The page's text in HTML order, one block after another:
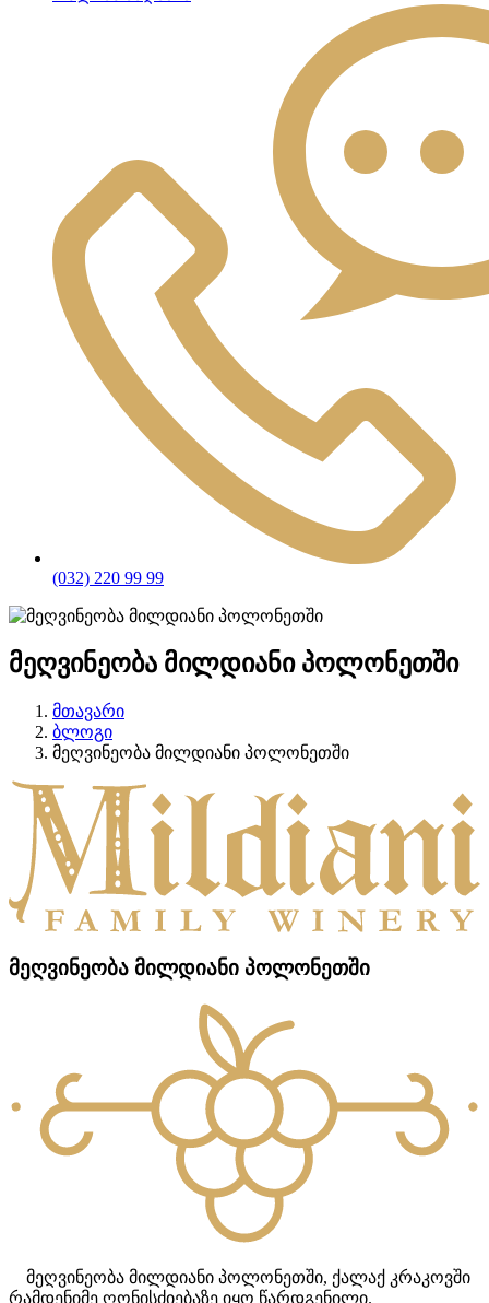
(032) 220 99 99
მეღვინეობა მილდიანი პოლონეთში
მთავარი
ბლოგი
მეღვინეობა მილდიანი პოლონეთში
მეღვინეობა მილდიანი პოლონეთში
მეღვინეობა მილდიანი პოლონეთში, ქალაქ კრაკოვში
რამდენიმე ღონისძიებაზე იყო წარდგენილი.